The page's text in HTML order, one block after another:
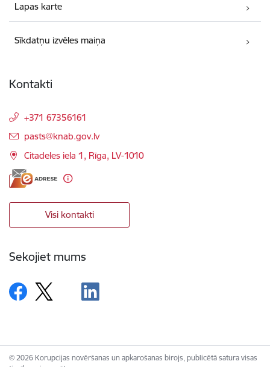
Lapas karte
Sīkdatņu izvēles maiņa
Kontakti
+371 67356161
E-pasts:
pasts@knab.gov.lv
Citadeles iela 1, Rīga, LV-1010
Visi kontakti
Sekojiet mums
© 2026 Korupcijas novēršanas un apkarošanas birojs, publicētā satura visas